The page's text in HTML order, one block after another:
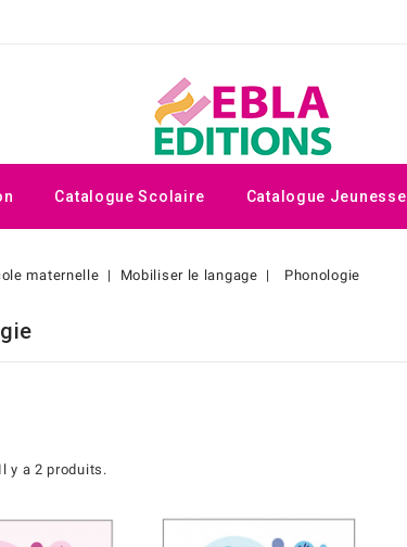
Catalogue Scolaire Catalogue Jeunesse
maternelle Mobiliser le langage Phonologie
Il y a 2 produits.